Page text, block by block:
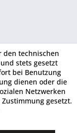
den technischen
stets gesetzt
bei Benutzung
dienen oder die
Netzwerken
gesetzt.